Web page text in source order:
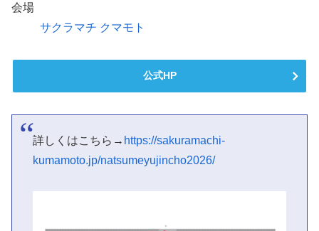
会場
サクラマチ クマモト
公式HP
詳しくはこちら→ https://sakuramachi-
kumamoto.jp/natsumeyujincho2026/